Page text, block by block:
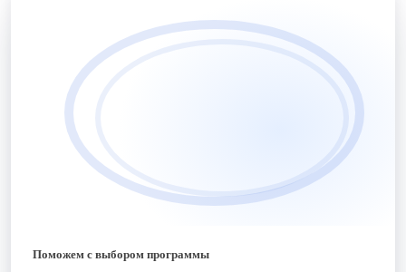
Поможем с выбором программы